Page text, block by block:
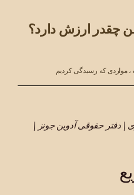
چقدر ارزش دارد؟
،مواردی که رسیدگی کردیم
| دفتر حقوقی آدوین جونز |